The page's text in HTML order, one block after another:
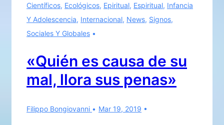
CIELO
A
LA
sobre
el
estado
de
cómo
los
Científicos, Ecológicos, Epiritual, Espiritual, Infancia
Y Adolescencia, Internacional, News, Signos,
Sociales Y Globales
«Quién es causa de su
mal, llora sus penas»
Filippo Bongiovanni Mar 19, 2019